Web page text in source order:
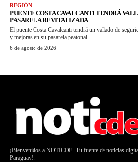
REGIÓN
PUENTE COSTA CAVALCANTI TENDRÁ
PASARELA REVITALIZADA
El puente Costa Cavalcanti tendrá un vallado de
y mejoras en su pasarela peatonal.
6 de agosto de 2026
¡Bienvenidos a NOTICDE- Tu fuente de noticias
Paraguay!.